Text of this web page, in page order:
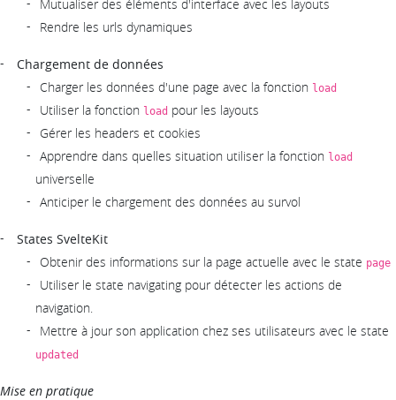
Mutualiser des éléments d'interface avec les layouts
Rendre les urls dynamiques
Chargement de données
Charger les données d'une page avec la fonction load
Utiliser la fonction load pour les layouts
Gérer les headers et cookies
Apprendre dans quelles situation utiliser la fonction load
universelle
Anticiper le chargement des données au survol
States SvelteKit
Obtenir des informations sur la page actuelle avec le state page
Utiliser le state navigating pour détecter les actions de
navigation.
Mettre à jour son application chez ses utilisateurs avec le state
updated
Mise en pratique